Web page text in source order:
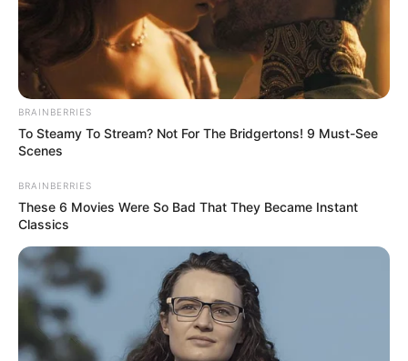
BRAINBERRIES
To Steamy To Stream? Not For The Bridgertons! 9 Must-See
Scenes
BRAINBERRIES
These 6 Movies Were So Bad That They Became Instant
Classics